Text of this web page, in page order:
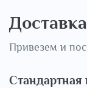
Привезем и
Стандартная